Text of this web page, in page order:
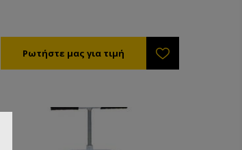
πέφτουν κάτω από μια σχάρα
ασφαλείας σε έναν ατέρμονα κοχλία,
όχι το κερί. Στο τέλος του σωλήνα
και έτσι διασφαλίζεται η χωρίς διακοπή